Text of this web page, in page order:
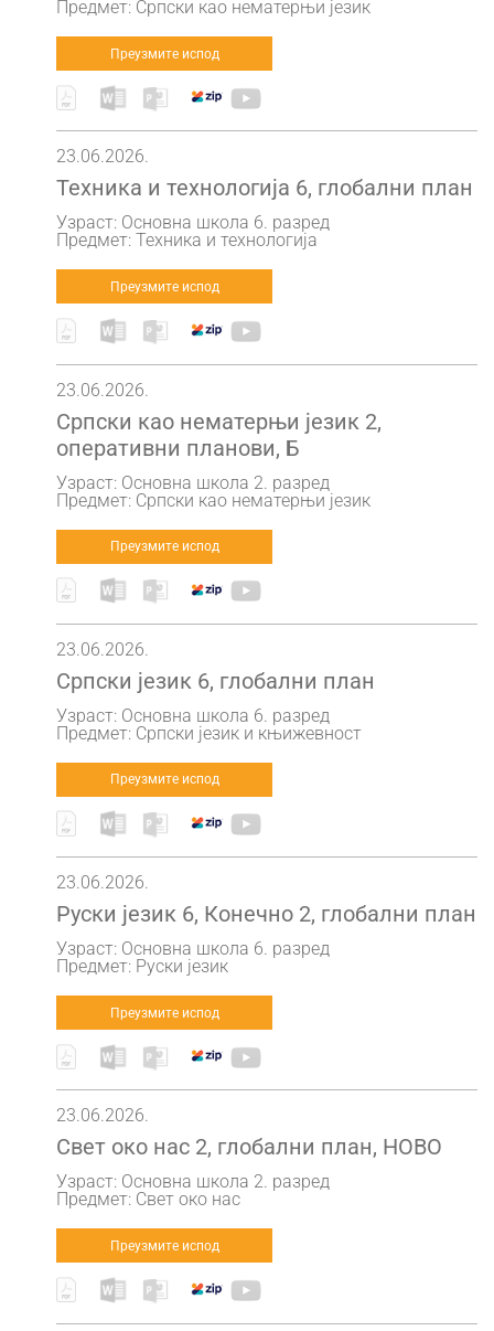
Предмет: Српски као нематерњи језик
Преузмите испод
23.06.2026.
Техника и технологија 6, глобални план
Узраст: Основна школа 6. разред
Предмет: Техника и технологија
Преузмите испод
23.06.2026.
Српски као нематерњи језик 2,
оперативни планови, Б
Узраст: Основна школа 2. разред
Предмет: Српски као нематерњи језик
Преузмите испод
23.06.2026.
Српски језик 6, глобални план
Узраст: Основна школа 6. разред
Предмет: Српски језик и књижевност
Преузмите испод
23.06.2026.
Руски језик 6, Конечно 2, глобални план
Узраст: Основна школа 6. разред
Предмет: Руски језик
Преузмите испод
23.06.2026.
Свет око нас 2, глобални план, НОВО
Узраст: Основна школа 2. разред
Предмет: Свет око нас
Преузмите испод